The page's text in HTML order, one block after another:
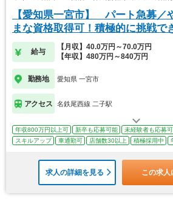
【愛知県一宮市】 パート急募／
まな資格取得可！積極的に挑戦で
給与
【月収】40.0万円～70.0万円
【年収】480万円～840万円
勤務地 愛知県 一宮市
アクセス 名鉄尾西線 二子駅
年収800万円以上可 新卒も応募可能 未経験者も応募
スキルアップ
車通勤可 店舗数30以上 積極採用中
求人の詳細を見る この求人